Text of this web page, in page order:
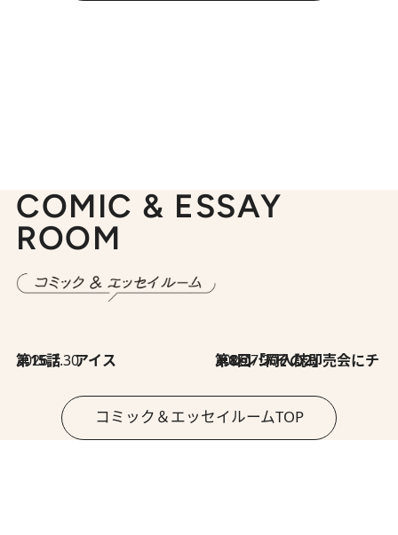
COMIC & ESSAY
ROOM
2026.7.30
第15話 アイス 2026.7.30
第8回「同人誌即売会にチャレンジ その2」
コミック＆エッセイルームTOP